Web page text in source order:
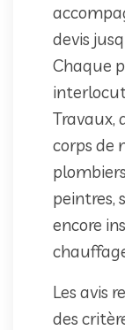
devis
Chaque
Travaux,
corps de
peintres,
encore
Les avis
des